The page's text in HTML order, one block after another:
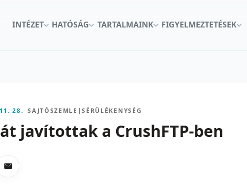
INTÉZET
HATÓSÁG TARTALMAINK FIGYELMEZTETÉSEK
28. SAJTÓSZEMLE |SÉRÜLÉKENYSÉG
javítottak a CrushFTP-ben
X-en
Megosztas emailben